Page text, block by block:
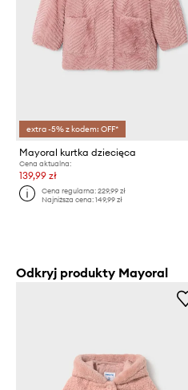
extra -5% z kodem: OFF*
Mayoral kurtka dziecięca
Cena aktualna:
139,99 zł
Cena regularna:229,99 zł
Najniższa cena:149,99 zł
Odkryj produkty Mayoral